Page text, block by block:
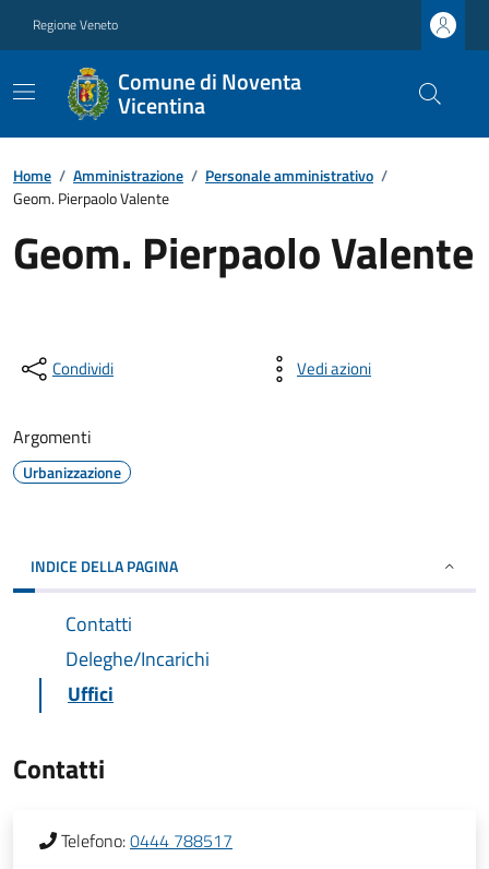
Regione Veneto
Comune di Noventa
Vicentina
Home / Amministrazione / Personale amministrativo /
Geom. Pierpaolo Valente
Geom. Pierpaolo Valente
Condividi Vedi azioni
Argomenti
Urbanizzazione
INDICE DELLA PAGINA
Contatti
Deleghe/Incarichi
Uffici
Contatti
Telefono:0444 788517